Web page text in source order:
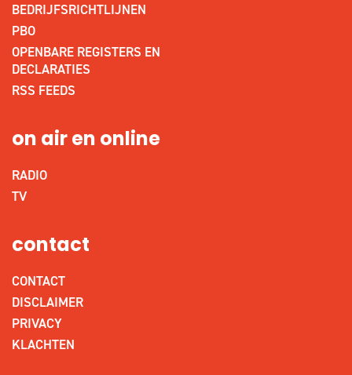
BEDRIJFSRICHTLIJNEN
PBO
OPENBARE REGISTERS EN
DECLARATIES
RSS FEEDS
on air en online
RADIO
TV
contact
CONTACT
DISCLAIMER
PRIVACY
KLACHTEN